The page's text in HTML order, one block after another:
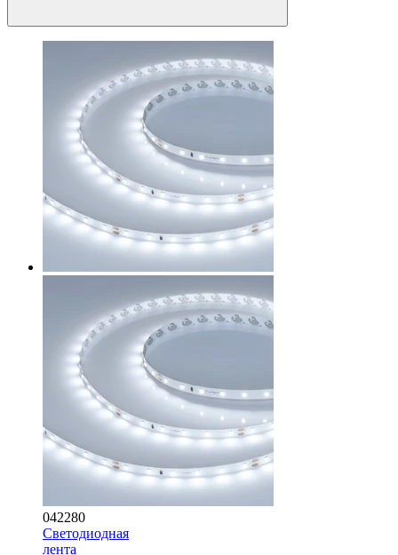
042280
Светодиодная
лента